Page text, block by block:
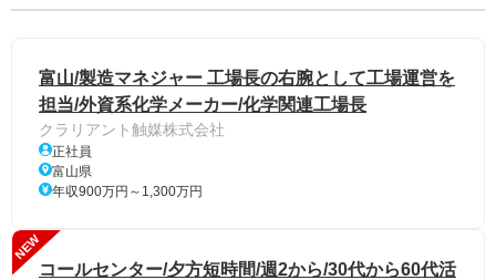
富山/製造マネジャー 工場長の右腕として工場運営を
担当/外資系化学メーカー/化学関連工場長
クラリアント触媒株式会社
正社員
富山県
年収900万円～1,300万円
NEW
コールセンター/夕方短時間/週2から/30代から60代活